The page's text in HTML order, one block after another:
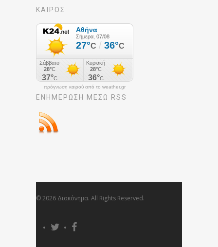
ΚΑΙΡΟΣ
πρόγνωση καιρού από το weather.gr
ΕΝΗΜΈΡΩΣΉ ΜΕΣΩ RSS
© 2026 Διακόνημα. All Rights Reserved.